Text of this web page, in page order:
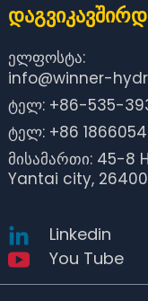
ელფოსტა:
info@winner-
ტელ: +86-535-
ტელ: +86
მისამართი: 45-8
Yantai city,
Linkedin
You Tube